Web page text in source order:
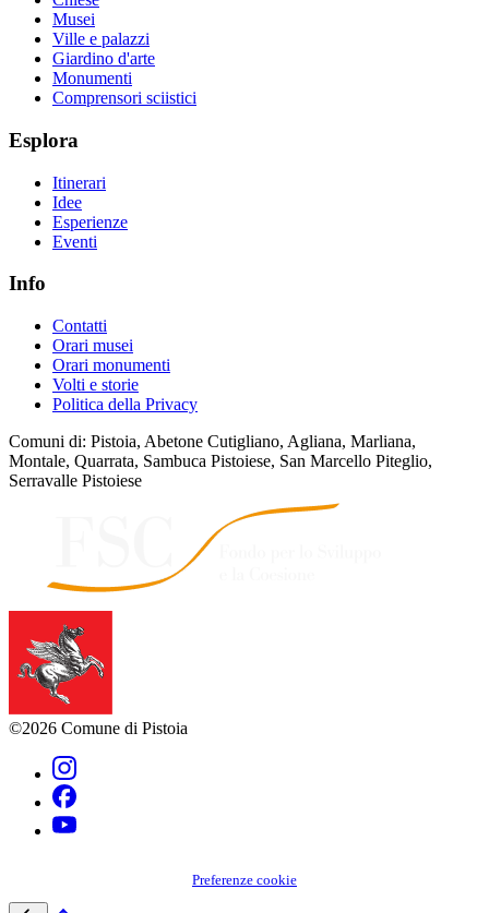
Musei
Ville e palazzi
Giardino d'arte
Monumenti
Comprensori sciistici
Esplora
Itinerari
Idee
Esperienze
Eventi
Info
Contatti
Orari musei
Orari monumenti
Volti e storie
Politica della Privacy
Comuni di: Pistoia, Abetone Cutigliano, Agliana, Marliana,
Montale, Quarrata, Sambuca Pistoiese, San Marcello Piteglio,
Serravalle Pistoiese
©2026 Comune di Pistoia
Preferenze cookie